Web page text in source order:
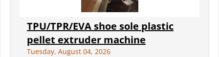
TPU/TPR/EVA shoe sole plastic
pellet extruder machine
Tuesday, August 04, 2026